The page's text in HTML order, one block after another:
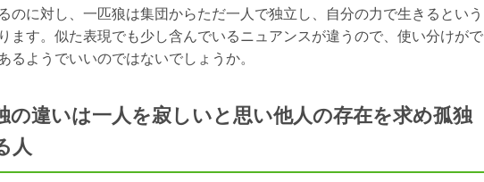
のに対し、一匹狼は集団からただ一人で独立し、自分の力で生きるという
ます。似た表現でも少し含んでいるニュアンスが違うので、使い分けがで
るようでいいのではないでしょうか。
の違いは一人を寂しいと思い他人の存在を求め孤独
人